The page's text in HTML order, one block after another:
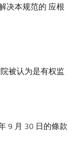
决本规范的 应根
被认为是有权监
9 月 30 日的條款